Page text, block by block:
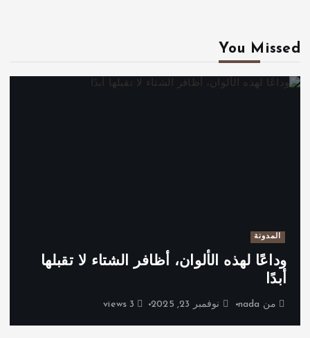
You Missed
المدونة
وداعًا لهذه الألوان، أظافر الشتاء لا تقبلها
أبدًا
من nada نوفمبر 23, 2025